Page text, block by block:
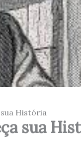
História
sua